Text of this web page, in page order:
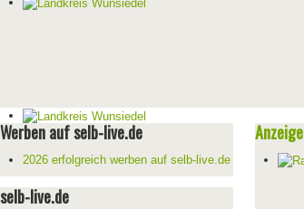
Werben auf selb-live.de
2026 erfolgreich werben auf selb-live.de
selb-live.de
Anzeige